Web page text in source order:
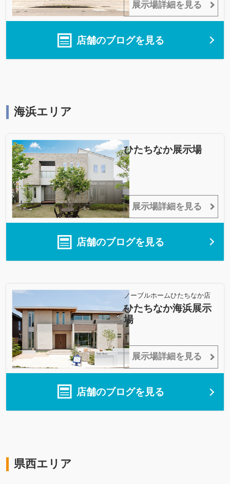
展示場詳細を見る
店舗のブログを見る
海浜エリア
ひたちなか展示場
展示場詳細を見る
店舗のブログを見る
ノーブルホームひたちなか店
ひたちなか海浜展示
場
展示場詳細を見る
店舗のブログを見る
県西エリア